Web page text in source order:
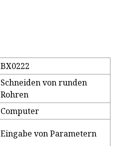
BX0222
Schneiden von runden
Rohren
Computer
Eingabe von Parametern